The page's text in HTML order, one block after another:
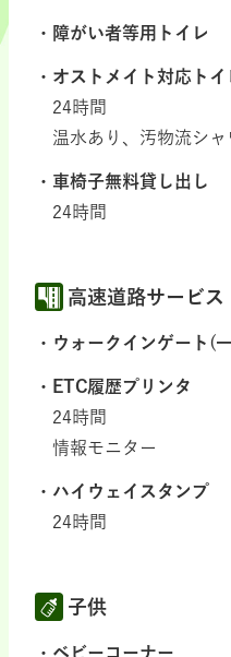
障がい者等用トイレ
オストメイト対応トイ
24時間
温水あり、汚物流シャ
車椅子無料貸し出し
24時間
高速道路サービス
ウォークインゲート(
ETC履歴プリンタ
24時間
情報モニター
ハイウェイスタンプ
24時間
子供
ベビーコーナー